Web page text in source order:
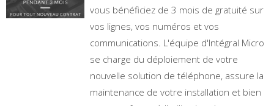
vous bénéficiez de 3 mois de gratuité sur
vos lignes, vos numéros et vos
communications. L'équipe d'Intégral Micro
se charge du déploiement de votre
nouvelle solution de téléphone, assure la
maintenance de votre installation et bien